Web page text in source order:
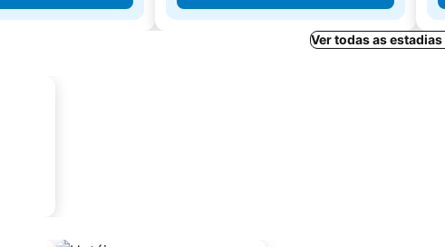
Ver todas as